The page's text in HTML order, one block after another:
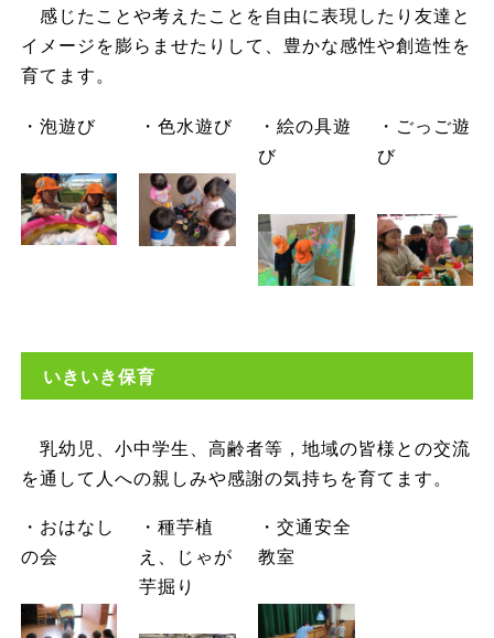
感じたことや考えたことを自由に表現したり友達と
イメージを膨らませたりして、豊かな感性や創造性を
育てます。
・泡遊び
・色水遊び
・絵の具遊
び
・ごっご遊
び
いきいき保育
乳幼児、小中学生、高齢者等，地域の皆様との交流
を通して人への親しみや感謝の気持ちを育てます。
・おはなし
の会
・種芋植
え、じゃが
芋掘り
・交通安全
教室